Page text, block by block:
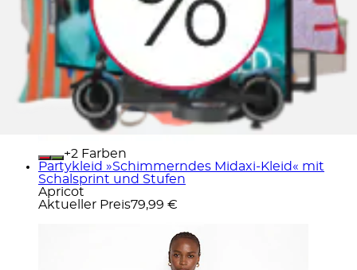
+
Farben
Partykleid »Schimmerndes Midaxi-Kleid« mit
Schalsprint und Stufen
Apricot
Aktueller Preis79,99 €